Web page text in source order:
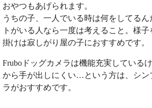
おやつもあげられます。
うちの子、一人でいる時は何をしてる
トがいる人なら一度は考えること。様
掛けは寂しがり屋の子におすすめです。
Fruboドッグカメラは機能充実している
から手が出しにくい…という方は、シン
ラがおすすめです。